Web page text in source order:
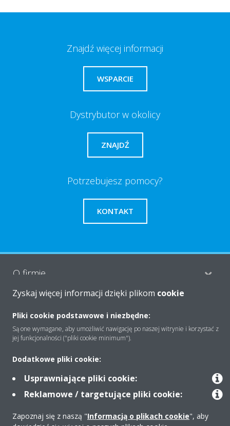
Znajdź więcej informacji
WSPARCIE
Dystrybutor w okolicy
ZNAJDŹ
Potrzebujesz pomocy?
KONTAKT
O firmie
Rozwiązania
Produkty
Zyskaj więcej informacji dzięki plikom cookie
Pliki cookie podstawowe i niezbędne:
Są one wymagane, aby umożliwić nawigację po naszej witrynie i korzystać z
jej funkcjonalności ("pliki cookie minimum").
Dodatkowe pliki cookie:
Usprawniające pliki cookie:
Reklamowe / targetujące pliki cookie:
Zapoznaj się z naszą "Informacją o plikach cookie", aby